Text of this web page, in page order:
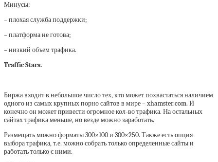
Минусы:
– плохая служба поддержки;
– платформа не готова;
– низкий объем трафика.
Traffic Stars.
Биржа входит в небольшое число тех, кто может похвастаться наличием
одного из самых крупных порно сайтов в мире – xhamster.com. И
конечно он может привести огромное кол-во трафика. На остальных
сайтах трафика меньше, но везде можно заработать.
Размещать можно форматы 300×100 и 300×250. Также есть опция
выбора трафика, т.е. можно собрать только определенные сайты и
работать только с ними.